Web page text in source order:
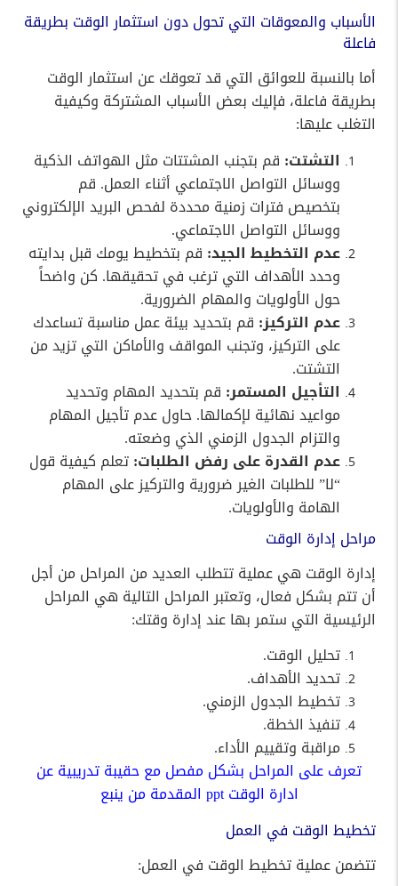
الأسباب والمعوقات التي تحول دون استثمار الوقت بطريقة
فاعلة
أما بالنسبة للعوائق التي قد تعوقك عن استثمار الوقت
بطريقة فاعلة، فإليك بعض الأسباب المشتركة وكيفية
التغلب عليها:
التشتت: قم بتجنب المشتتات مثل الهواتف الذكية
ووسائل التواصل الاجتماعي أثناء العمل. قم
بتخصيص فترات زمنية محددة لفحص البريد الإلكتروني
ووسائل التواصل الاجتماعي.
عدم التخطيط الجيد: قم بتخطيط يومك قبل بدايته
وحدد الأهداف التي ترغب في تحقيقها. كن واضحاً
حول الأولويات والمهام الضرورية.
عدم التركيز: قم بتحديد بيئة عمل مناسبة تساعدك
على التركيز، وتجنب المواقف والأماكن التي تزيد من
التشتت.
التأجيل المستمر: قم بتحديد المهام وتحديد
مواعيد نهائية لإكمالها. حاول عدم تأجيل المهام
والتزام الجدول الزمني الذي وضعته.
عدم القدرة على رفض الطلبات:تعلم كيفية قول
“لا” للطلبات الغير ضرورية والتركيز على المهام
الهامة والأولويات.
مراحل إدارة الوقت
إدارة الوقت هي عملية تتطلب العديد من المراحل من أجل
أن تتم بشكل فعال، وتعتبر المراحل التالية هي المراحل
الرئيسية التي ستمر بها عند إدارة وقتك:
تحليل الوقت.
تحديد الأهداف.
تخطيط الجدول الزمني.
تنفيذ الخطة.
مراقبة وتقييم الأداء.
تعرف على المراحل بشكل مفصل مع حقيبة تدريبية عن
ادارة الوقت ppt المقدمة من ينبع
تخطيط الوقت في العمل
تتضمن عملية تخطيط الوقت في العمل: